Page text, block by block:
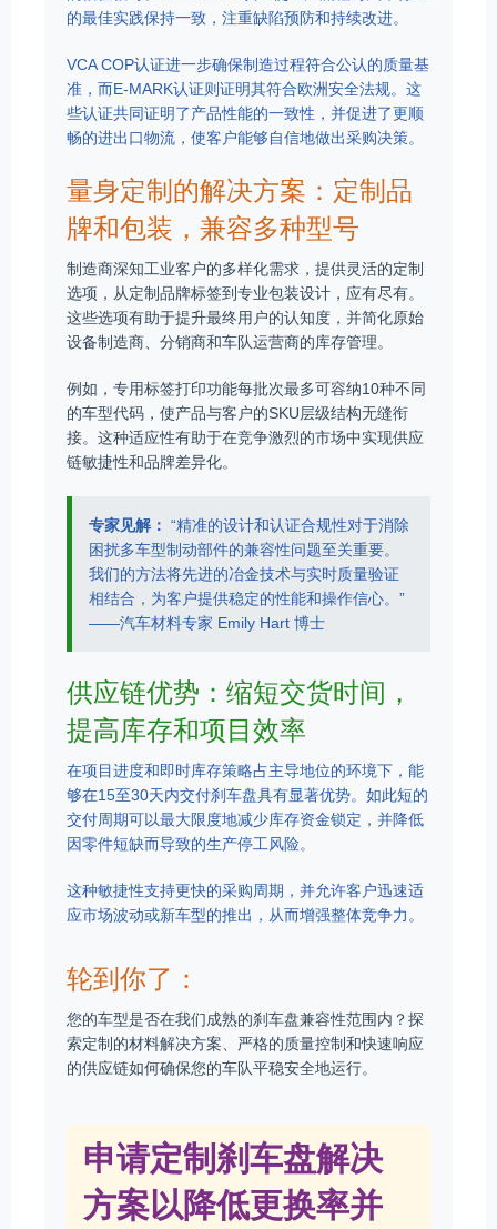
的最佳实践保持一致，注重缺陷预防和持续改进。
VCA COP认证进一步确保制造过程符合公认的质量基
准，而E-MARK认证则证明其符合欧洲安全法规。这
些认证共同证明了产品性能的一致性，并促进了更顺
畅的进出口物流，使客户能够自信地做出采购决策。
量身定制的解决方案：定制品
牌和包装，兼容多种型号
制造商深知工业客户的多样化需求，提供灵活的定制
选项，从定制品牌标签到专业包装设计，应有尽有。
这些选项有助于提升最终用户的认知度，并简化原始
设备制造商、分销商和车队运营商的库存管理。
例如，专用标签打印功能每批次最多可容纳10种不同
的车型代码，使产品与客户的SKU层级结构无缝衔
接。这种适应性有助于在竞争激烈的市场中实现供应
链敏捷性和品牌差异化。
专家见解： “精准的设计和认证合规性对于消除
困扰多车型制动部件的兼容性问题至关重要。
我们的方法将先进的冶金技术与实时质量验证
相结合，为客户提供稳定的性能和操作信心。”
——汽车材料专家 Emily Hart 博士
供应链优势：缩短交货时间，
提高库存和项目效率
在项目进度和即时库存策略占主导地位的环境下，能
够在15至30天内交付刹车盘具有显著优势。如此短的
交付周期可以最大限度地减少库存资金锁定，并降低
因零件短缺而导致的生产停工风险。
这种敏捷性支持更快的采购周期，并允许客户迅速适
应市场波动或新车型的推出，从而增强整体竞争力。
轮到你了：
您的车型是否在我们成熟的刹车盘兼容性范围内？探
索定制的材料解决方案、严格的质量控制和快速响应
的供应链如何确保您的车队平稳安全地运行。
申请定制刹车盘解决
方案以降低更换率并